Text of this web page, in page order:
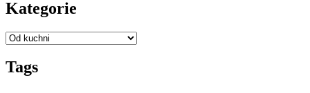
Kategorie
Tags